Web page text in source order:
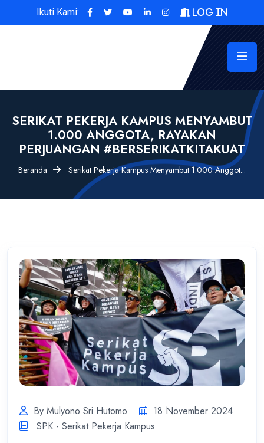
Ikuti Kami: Log In
SERIKAT PEKERJA KAMPUS MENYAMBUT
1.000 ANGGOTA, RAYAKAN
PERJUANGAN #BERSERIKATKITAKUAT
Beranda Serikat Pekerja Kampus Menyambut 1.000 Anggot...
By Mulyono Sri Hutomo
18 November 2024
SPK - Serikat Pekerja Kampus